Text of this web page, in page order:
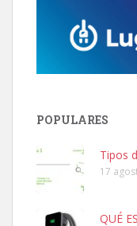
POPULARES
Tipos
17
QUÉ